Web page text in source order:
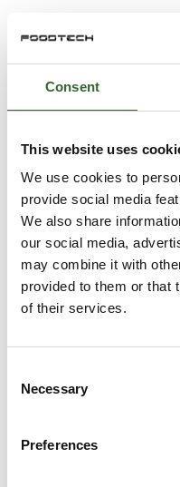
Consent
This website uses
We use cookies to
provide social media
We also share
our social media,
may combine it with
provided to them or that
of their services.
Selection
Necessary
Preferences